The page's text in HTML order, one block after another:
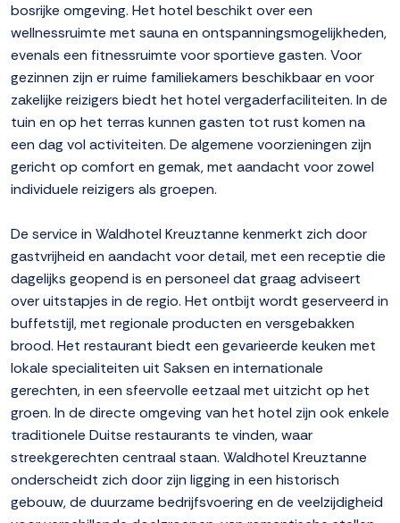
bosrijke omgeving. Het hotel beschikt over een
wellnessruimte met sauna en ontspanningsmogelijkheden,
evenals een fitnessruimte voor sportieve gasten. Voor
gezinnen zijn er ruime familiekamers beschikbaar en voor
zakelijke reizigers biedt het hotel vergaderfaciliteiten. In de
tuin en op het terras kunnen gasten tot rust komen na
een dag vol activiteiten. De algemene voorzieningen zijn
gericht op comfort en gemak, met aandacht voor zowel
individuele reizigers als groepen.
De service in Waldhotel Kreuztanne kenmerkt zich door
gastvrijheid en aandacht voor detail, met een receptie die
dagelijks geopend is en personeel dat graag adviseert
over uitstapjes in de regio. Het ontbijt wordt geserveerd in
buffetstijl, met regionale producten en versgebakken
brood. Het restaurant biedt een gevarieerde keuken met
lokale specialiteiten uit Saksen en internationale
gerechten, in een sfeervolle eetzaal met uitzicht op het
groen. In de directe omgeving van het hotel zijn ook enkele
traditionele Duitse restaurants te vinden, waar
streekgerechten centraal staan. Waldhotel Kreuztanne
onderscheidt zich door zijn ligging in een historisch
gebouw, de duurzame bedrijfsvoering en de veelzijdigheid